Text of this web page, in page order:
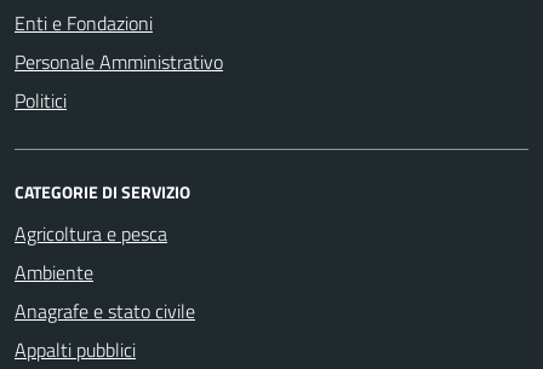
Enti e Fondazioni
Personale Amministrativo
Politici
CATEGORIE DI SERVIZIO
Agricoltura e pesca
Ambiente
Anagrafe e stato civile
Appalti pubblici